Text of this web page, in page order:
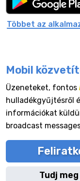
Többet az
Mobil
Üzeneteket, fontos
hulladékgyűjtésről
információkat
broadcast
Tudj